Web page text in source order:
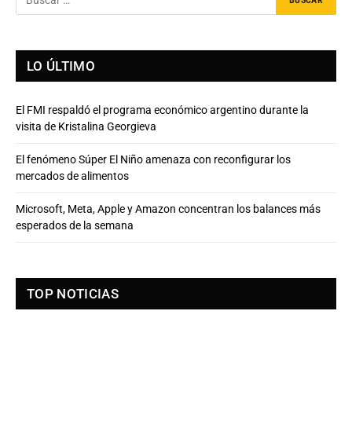
LO ÚLTIMO
El FMI respaldó el programa económico argentino durante la
visita de Kristalina Georgieva
El fenómeno Súper El Niño amenaza con reconfigurar los
mercados de alimentos
Microsoft, Meta, Apple y Amazon concentran los balances más
esperados de la semana
TOP NOTICIAS